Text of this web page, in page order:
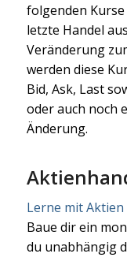
folgenden
letzte Handel
Veränderung
werden diese
Bid, Ask, Last
oder auch noch
Änderung.
Lerne mit
Baue dir ein
du unabhängig